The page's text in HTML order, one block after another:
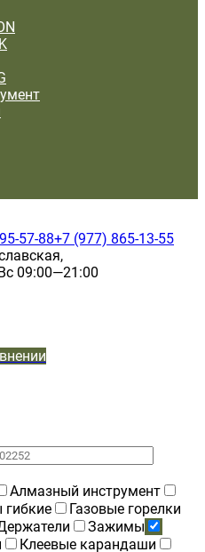
57-88+7 (977) 865-13-55
09:00—21:00
Алмазный инструмент
гибкие
Газовые горелки
Зажимы
Клеевые карандаши